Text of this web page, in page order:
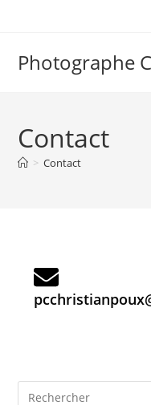
Photographe
Contact
> Contact